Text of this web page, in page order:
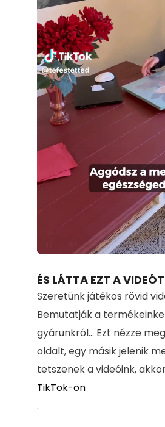
Unmute Loaded:
100.00%
ÉS LÁTTA EZT A
Szeretünk játékos rövid
Bemutatják a
gyárunkról... Ezt nézze
oldalt, egy másik jelenik
tetszenek a videóink,
TikTok-on
.